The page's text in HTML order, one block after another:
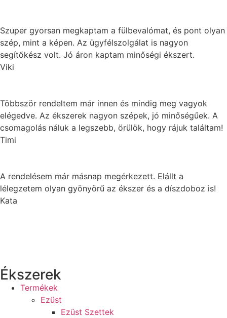
Szuper gyorsan megkaptam a fülbevalómat, és pont olyan
szép, mint a képen. Az ügyfélszolgálat is nagyon
segítőkész volt. Jó áron kaptam minőségi ékszert.
Viki
Többször rendeltem már innen és mindig meg vagyok
elégedve. Az ékszerek nagyon szépek, jó minőségűek. A
csomagolás náluk a legszebb, örülök, hogy rájuk találtam!
Timi
A rendelésem már másnap megérkezett. Elállt a
lélegzetem olyan gyönyörű az ékszer és a díszdoboz is!
Kata
Ékszerek
Termékek
Ezüst
Ezüst Szettek